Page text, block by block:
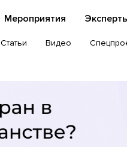
Мероприятия
Статьи Видео